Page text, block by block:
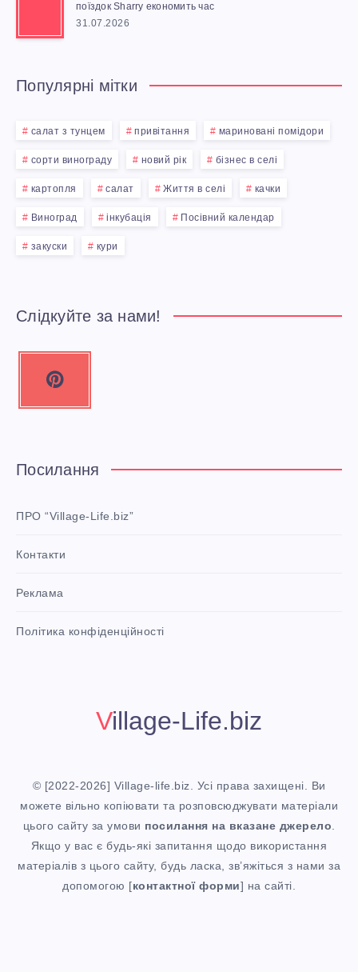
поїздок Sharry економить час
31.07.2026
Популярні мітки
салат з тунцем привітання мариновані помідори
сорти винограду новий рік бізнес в селі
картопля салат Життя в селі качки
Виноград інкубація Посівний календар
закуски кури
Слідкуйте за нами!
e
e
i
i
t
Посилання
ПРО “Village-Life.biz”
Контакти
Реклама
Політика конфіденційності
Village-Life.biz
© [2022-2026] Village-life.biz. Усі права захищені. Ви
можете вільно копіювати та розповсюджувати матеріали
цього сайту за умови посилання на вказане джерело
Якщо у вас є будь-які запитання щодо використання
матеріалів з цього сайту, будь ласка, зв’яжіться з нами за
допомогою [контактної форми] на сайті.